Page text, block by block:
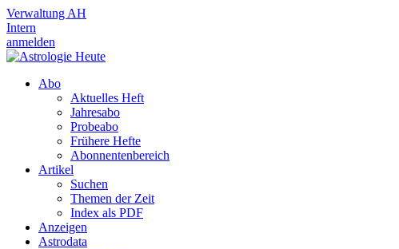
Verwaltung AH
Intern
anmelden
Abo
Aktuelles Heft
Jahresabo
Probeabo
Frühere Hefte
Abonnentenbereich
Artikel
Suchen
Themen der Zeit
Index als PDF
Anzeigen
Astrodata